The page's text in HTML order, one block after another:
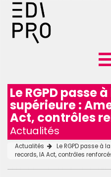
Le RGPD passe
supérieure :
Act, contrôles
Actualités
Actualités
Le RGPD passe à
records, IA Act, contrôles